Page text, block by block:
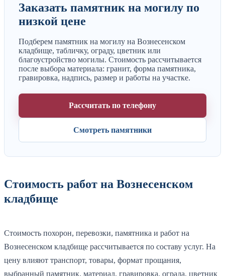
Заказать памятник на могилу по
низкой цене
Подберем памятник на могилу на Вознесенском
кладбище, табличку, ограду, цветник или
благоустройство могилы. Стоимость рассчитывается
после выбора материала: гранит, форма памятника,
гравировка, надпись, размер и работы на участке.
Рассчитать по телефону
Смотреть памятники
Стоимость работ на Вознесенском
кладбище
Стоимость похорон, перевозки, памятника и работ на
Вознесенском кладбище рассчитывается по составу услуг. На
цену влияют транспорт, товары, формат прощания,
выбранный памятник, материал, гравировка, ограда, цветник